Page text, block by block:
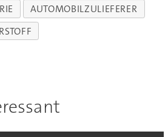
AUTOMOBILZULIEFERER